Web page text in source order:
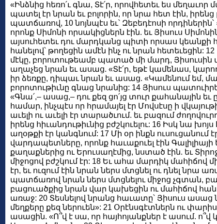
«Ինձնից հեռո՛ւ գնա, Տէ՛ր, որովհետեւ ես
պատել էր նրան եւ բոլորին, որ նրա հետ էին,
պատճառով, 10 նոյնպէս եւ՝ Զեբեդէոսի
որոնք Սիմոնի որսակիցներն էին. եւ Յիսուս
այսուհետեւ դու մարդկանց պիտի որսաս կեանքի
հանելով՝ թողեցին ամէն ինչ ու նրան հետեւեցին:
մէկը, բորոտութեամբ պատած մի մարդ, Յիսուսին
աղաչեց նրան եւ ասաց. «Տէ՛ր, եթէ կամենաս,
իր ձեռքը, դիպաւ նրան եւ ասաց. «Կամենում եմ,
բորոտութիւնը գնաց նրանից: 14 Յիսուս
«Գնա՛,– ասաց,– դու քեզ ցո՛յց տուր քահանային եւ
համար, ինչպէս որ հրամայել էր Մովսէսը ի
աւելի ու աւելի էր տարածւում. եւ բազում
իրենց հիւանդութիւնից բժշկուելու: 16 Իսկ նա
աղօթքի էր կանգնում: 17 Մի օր ինքն ուսուցանում
վարդապետները, որոնք հաւաքուել էին Գալիլիայի
քաղաքներից ու Երուսաղէմից, նստած էին. եւ
միջոցով բժշկում էր: 18 Եւ ահա մարդիկ մահիճով
էր, եւ ուզում էին նրան ներս մտցնել ու դնել նրա
պատճառով նրան ներս մտցնելու միջոց չգտան,
բացուածքից նրան վար կախեցին ու մահիճով
առաջ: 20 Տեսնելով նրանց հաւատը՝ Յիսուս ասաց
մեղքերը քեզ ներուեն»: 21 Օրէնսգէտներն ու
ասացին. «Ո՞վ է սա, որ հայհոյանքներ է ասում. ո՞վ